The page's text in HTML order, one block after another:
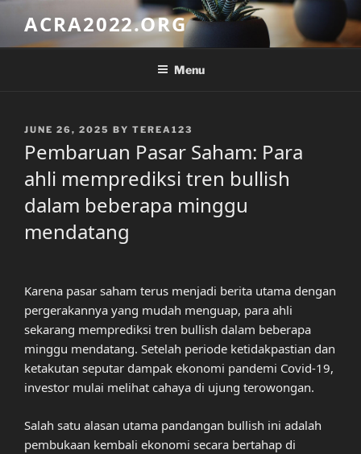
content
ACRA2022.ORG
Menu
POSTED
JUNE 26, 2025 BY TEREA123
Pembaruan Pasar Saham: Para
ahli memprediksi tren bullish
dalam beberapa minggu
mendatang
Karena pasar saham terus menjadi berita utama dengan
pergerakannya yang mudah menguap, para ahli
sekarang memprediksi tren bullish dalam beberapa
minggu mendatang. Setelah periode ketidakpastian dan
ketakutan seputar dampak ekonomi pandemi Covid-19,
investor mulai melihat cahaya di ujung terowongan.
Salah satu alasan utama pandangan bullish ini adalah
pembukaan kembali ekonomi secara bertahap di